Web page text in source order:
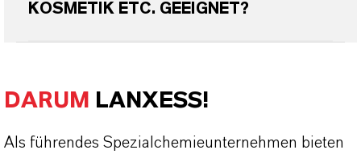
KOSMETIK ETC. GEEIGNET?
DARUM LANXESS!
Als führendes Spezialchemieunternehmen bieten